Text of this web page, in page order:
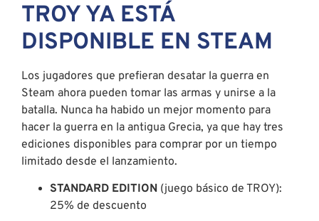
TROY YA ESTÁ
DISPONIBLE EN STEAM
Los jugadores que prefieran desatar la guerra en
Steam ahora pueden tomar las armas y unirse a la
batalla. Nunca ha habido un mejor momento para
hacer la guerra en la antigua Grecia, ya que hay tres
ediciones disponibles para comprar por un tiempo
limitado desde el lanzamiento.
STANDARD EDITION (juego básico de TROY):
25% de descuento